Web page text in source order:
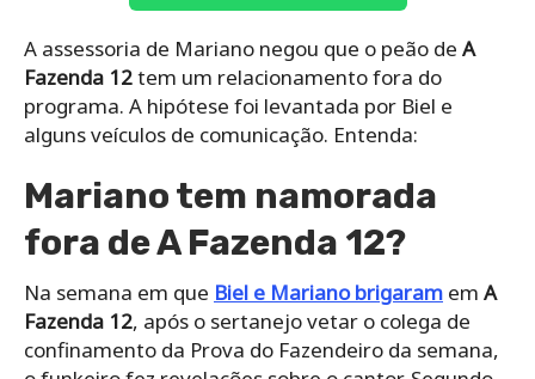
A assessoria de Mariano negou que o peão de A
Fazenda 12tem um relacionamento fora do
programa. A hipótese foi levantada por Biel e
alguns veículos de comunicação. Entenda:
Mariano tem namorada
fora de A Fazenda 12?
Na semana em que Biel e Mariano brigaram em A
Fazenda 12, após o sertanejo vetar o colega de
confinamento da Prova do Fazendeiro da semana,